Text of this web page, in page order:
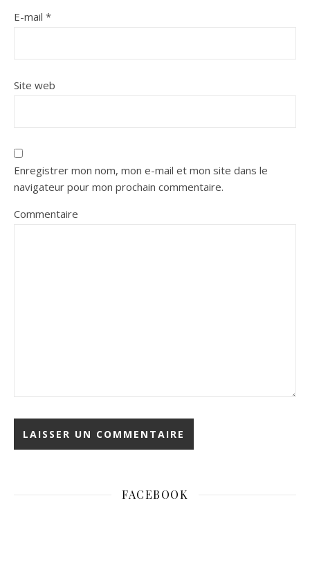
E-mail *
Site web
Enregistrer mon nom, mon e-mail et mon site dans le
navigateur pour mon prochain commentaire.
Commentaire
FACEBOOK